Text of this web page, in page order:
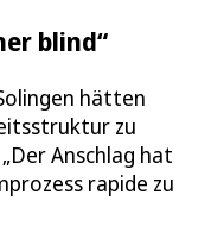
blind“
hätten
zu
Anschlag hat
rapide zu